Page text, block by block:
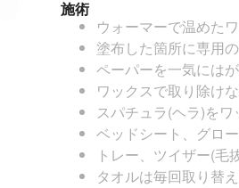
施術
ウォーマーで温めた
塗布した箇所に専用
ペーパーを一気には
ワックスで取り除け
スパチュラ(ヘラ)を
ベッドシート、グロ
トレー、ツイザー(
タオルは毎回取り替